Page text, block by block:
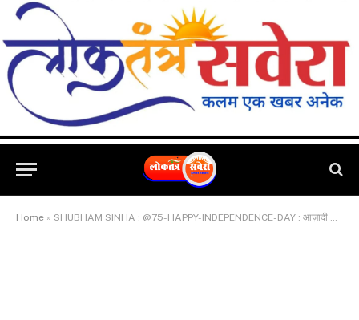
Home » SHUBHAM SINHA : @75-HAPPY-INDEPENDENCE-DAY : आज़ादी के 75 वर्ष पूरे होने पर सभी देशवासियों को स्वतंत्रता दिवस की हार्दिक शुभकामनाएं..